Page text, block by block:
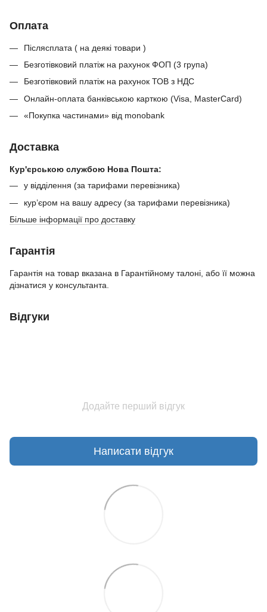
Оплата
Післясплата ( на деякі товари )
Безготівковий платіж на рахунок ФОП (3 група)
Безготівковий платіж на рахунок ТОВ з НДС
Онлайн-оплата банківською карткою (Visa, MasterCard)
«Покупка частинами» від monobank
Доставка
Кур'єрською службою Нова Пошта:
у відділення (за тарифами перевізника)
кур’єром на вашу адресу (за тарифами перевізника)
Більше інформації про доставку
Гарантія
Гарантія на товар вказана в Гарантійному талоні, або її можна
дізнатися у консультанта.
Відгуки
Додайте перший відгук
Написати відгук